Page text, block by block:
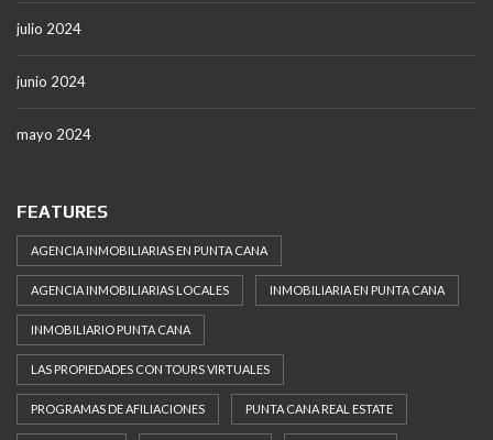
julio 2024
junio 2024
mayo 2024
FEATURES
AGENCIA INMOBILIARIAS EN PUNTA CANA
AGENCIA INMOBILIARIAS LOCALES INMOBILIARIA EN PUNTA CANA
INMOBILIARIO PUNTA CANA
LAS PROPIEDADES CON TOURS VIRTUALES
PROGRAMAS DE AFILIACIONES PUNTA CANA REAL ESTATE